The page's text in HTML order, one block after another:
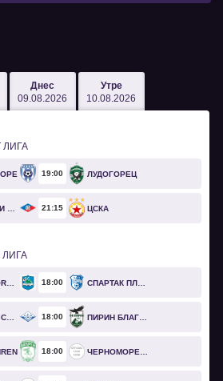
Днес
09.08.2026
Утре
10.08.2026
ЛИГА
19 00 ЛУДОГОРЕЦ
21 15 ЦСКА
ЛИГА
RILSKI SPORTIST 18 00 СПАРТАК ПЛЕВЕН
СПОРТИСТ СВОГЕ 18 00 ПИРИН БЛАГОЕВГРАД
18 00